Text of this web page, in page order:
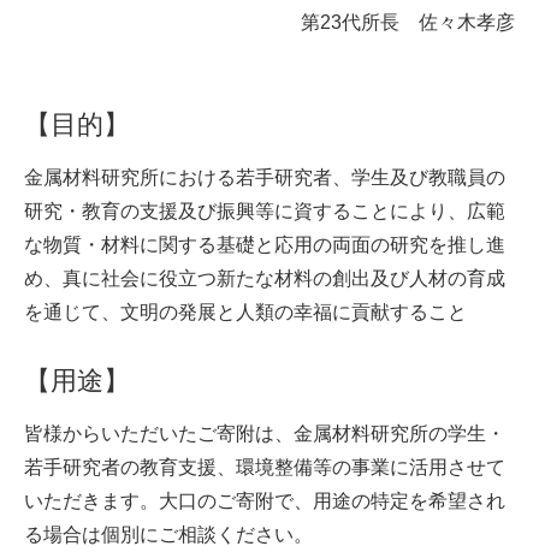
第23代所長 佐々木孝彦
【目的】
金属材料研究所における若手研究者、学生及び教職員の
研究・教育の支援及び振興等に資することにより、広範
な物質・材料に関する基礎と応用の両面の研究を推し進
め、真に社会に役立つ新たな材料の創出及び人材の育成
を通じて、文明の発展と人類の幸福に貢献すること
【用途】
皆様からいただいたご寄附は、金属材料研究所の学生・
若手研究者の教育支援、環境整備等の事業に活用させて
いただきます。大口のご寄附で、用途の特定を希望され
る場合は個別にご相談ください。